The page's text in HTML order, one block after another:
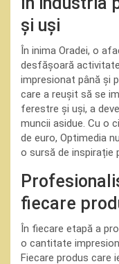
și uși
În inima Oradei, o
desfășoară
impresionat până și
care a reușit să se
ferestre și uși, a
muncii asidue. Cu o
de euro, Optimedia
o sursă de inspirație
fiecare
În fiecare etapă a
o cantitate
Fiecare produs care